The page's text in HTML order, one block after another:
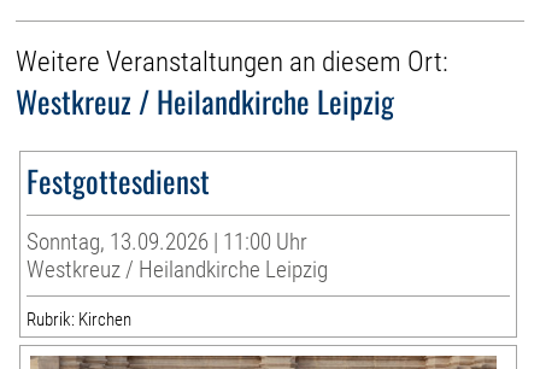
Weitere Veranstaltungen an diesem Ort:
Westkreuz / Heilandkirche Leipzig
Festgottesdienst
Sonntag, 13.09.2026 | 11:00 Uhr
Westkreuz / Heilandkirche Leipzig
Rubrik: Kirchen